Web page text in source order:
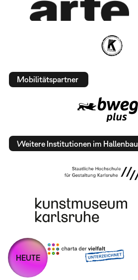
Mobilitätspartner
Weitere Institutionen im Hallenbau
HEUTE